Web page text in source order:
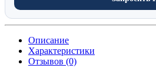
Описание
Характеристики
Отзывов (0)